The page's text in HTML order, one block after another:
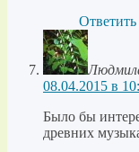
Ответить
08.04.2015 в
Было бы
древних